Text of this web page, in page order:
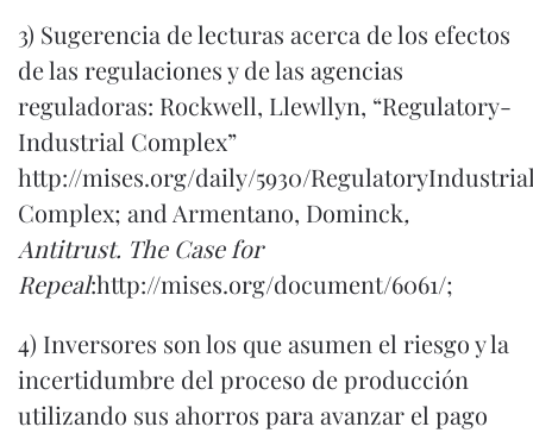
3) Sugerencia de lecturas acerca de los efectos
de las regulaciones y de las agencias
reguladoras: Rockwell, Llewllyn, “Regulatory-
Industrial Complex”
http://mises.org/daily/5930/
Complex; and Armentano, Dominck,
Antitrust. The Case for
Repeal:http://mises.org/document/6061/;
4) Inversores son los que asumen el riesgo y la
incertidumbre del proceso de producción
utilizando sus ahorros para avanzar el pago